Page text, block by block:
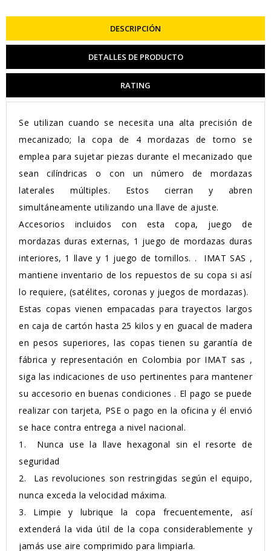
DESCRIPCIÓN
DETALLES DE PRODUCTO
RATING
Se utilizan cuando se necesita una alta precisión de
mecanizado; la copa de 4 mordazas de torno se
emplea para sujetar piezas durante el mecanizado que
sean cilíndricas o con un número de mordazas
laterales múltiples. Estos cierran y abren
simultáneamente utilizando una llave de ajuste.
Accesorios incluidos con esta copa, juego de
mordazas duras externas, 1 juego de mordazas duras
interiores, 1 llave y 1 juego de tornillos. . IMAT SAS ,
mantiene inventario de los repuestos de su copa si así
lo requiere, (satélites, coronas y juegos de mordazas).
Estas copas vienen empacadas para trayectos largos
en caja de cartón hasta 25 kilos y en guacal de madera
en pesos superiores, las copas tienen su garantía de
fábrica y representación en Colombia por IMAT sas ,
siga las indicaciones de uso pertinentes para mantener
su accesorio en buenas condiciones . El pago se puede
realizar con tarjeta, PSE o pago en la oficina y él envió
se hace contra entrega a nivel nacional.
1.
Nunca use la llave hexagonal sin el resorte de
seguridad
2.
Las revoluciones son restringidas según el equipo,
nunca exceda la velocidad máxima.
3.
Limpie y lubrique la copa frecuentemente, así
extenderá la vida útil de la copa considerablemente y
jamás use aire comprimido para limpiarla.